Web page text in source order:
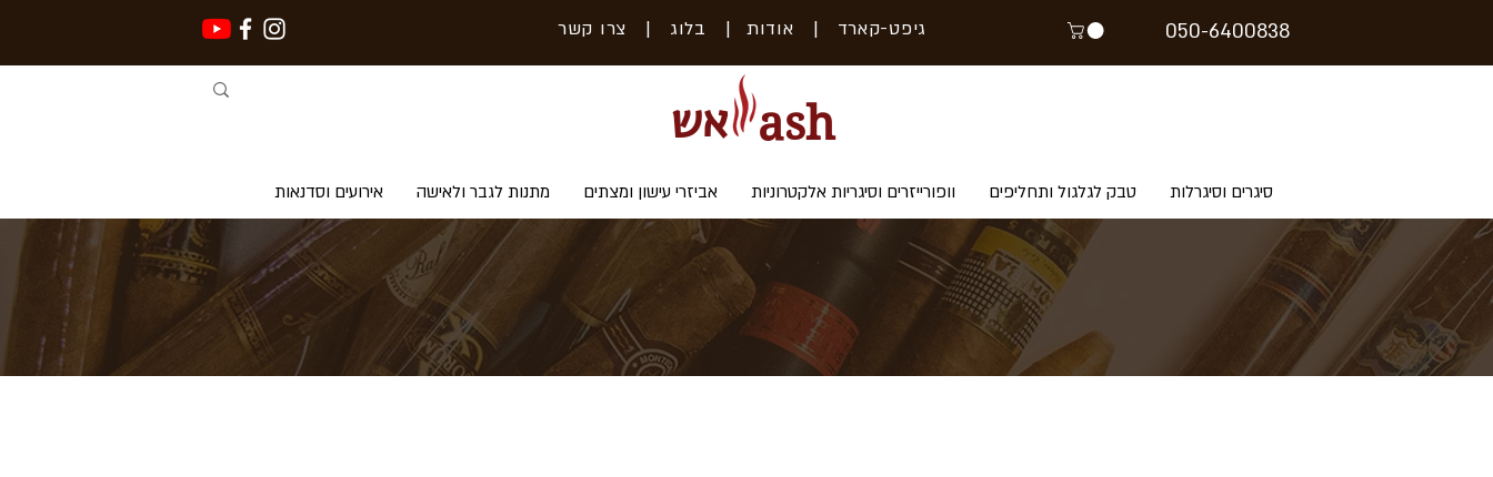
גיפט-קארד | אודות | בלוג | צרו קשר 050-6400838
אש ash
סיגרים וסיגרלות טבק לגלגול ותחליפים וופורייזרים וסיגריות אלקטרוניות אביזרי עישון ומצתים מתנות לגבר ולאישה אירועים וסדנאות